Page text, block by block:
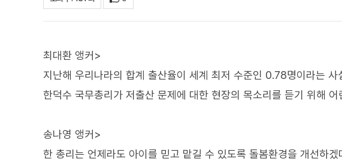
최대환 앵커>
지난해 우리나라의 합계 출산율이 세계 최저 수준인 0.78명이라는 사
한덕수 국무총리가 저출산 문제에 대한 현장의 목소리를 듣기 위해 어
송나영 앵커>
한 총리는 언제라도 아이를 믿고 맡길 수 있도록 돌봄환경을 개선하겠